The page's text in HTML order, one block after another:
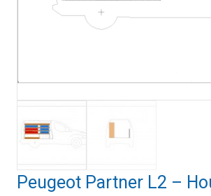
Peugeot Partner L2 –